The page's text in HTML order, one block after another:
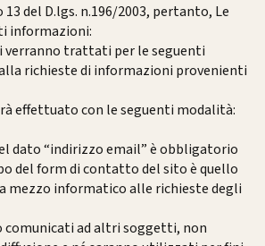
del D.lgs. n.196/2003, pertanto, Le
informazioni:
verranno trattati per le seguenti
richieste di informazioni provenienti
effettuato con le seguenti modalità:
dato “indirizzo email” è obbligatorio
del form di contatto del sito è quello
mezzo informatico alle richieste degli
comunicati ad altri soggetti, non